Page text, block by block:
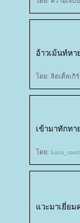
อ้าวเม้นท์หา
ดย: ลิตเติ้ลเกิร์
เข้ามาทักท
ดย:
วะมาเยี่ยม